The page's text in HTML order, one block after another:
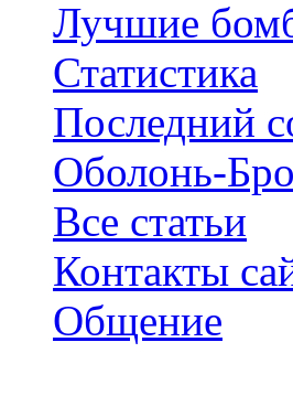
Лучшие
Статистика
Последний
Оболонь-
Все статьи
Контакты
Общение